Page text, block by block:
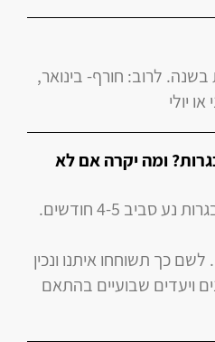
לרוב: חורף- בינואר,
יולי
ומה יקרה אם לא
הזמן הממוצע להשלמת בגרות נע סביב 4-5 חודשים.
כך תשוחחו איתנו ונכין
ויעדים שבועיים בהתאם